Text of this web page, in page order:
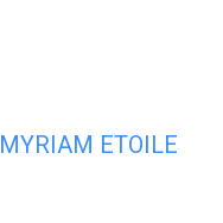
MYRIAM ETOILE